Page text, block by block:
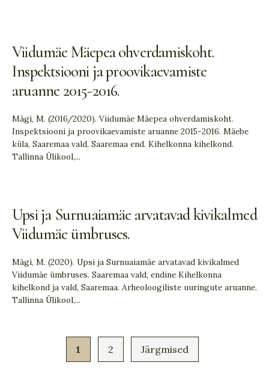
Viidumäe Mäepea ohverdamiskoht.
Inspektsiooni ja proovikaevamiste
aruanne 2015-2016.
Mägi, M. (2016/2020). Viidumäe Mäepea ohverdamiskoht.
Inspektsiooni ja proovikaevamiste aruanne 2015-2016. Mäebe
küla, Saaremaa vald, Saaremaa end. Kihelkonna kihelkond.
Tallinna Ülikool,...
Upsi ja Surnuaiamäe arvatavad kivikalmed
Viidumäe ümbruses.
Mägi, M. (2020). Upsi ja Surnuaiamäe arvatavad kivikalmed
Viidumäe ümbruses. Saaremaa vald, endine Kihelkonna
kihelkond ja vald, Saaremaa. Arheoloogiliste uuringute aruanne.
Tallinna Ülikool,...
1 2 Järgmised